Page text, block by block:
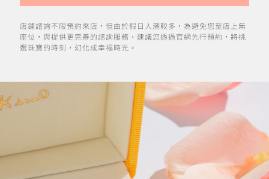
店鋪諮詢不限預約來店，但由於假日人潮較多，為避免您至店上無
座位，與提供更完善的諮詢服務，建議您透過官網先行預約，將挑
選珠寶的時刻，幻化成幸福時光。